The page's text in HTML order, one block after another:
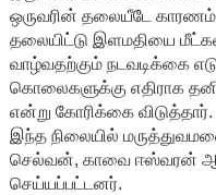
ஒருவரின் தலையீடே காரணம்
தலையிட்டு இளமதியை
வாழ்வதற்கும் நடவடிக்கை
கொலைகளுக்கு எதிராக
என்று கோரிக்கை விடுத்தார்.
இந்த நிலையில்
செல்வன், காவை ஈஸ்வரன்
செய்யப்பட்டனர்.